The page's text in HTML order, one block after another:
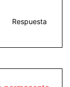
Respuesta